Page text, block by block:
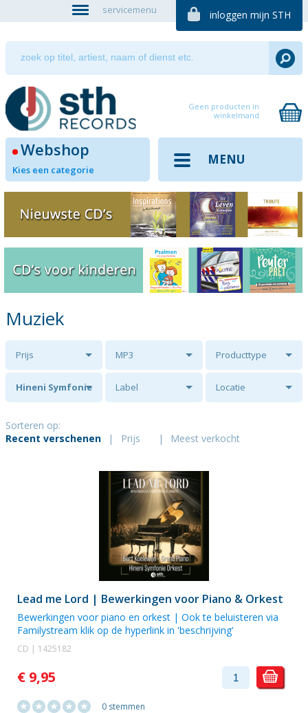
servicemenu inloggen mijn STH
Geen producten in
winkelmand
Webshop
Kies een categorie
MENU
Muziek
Prijs MP3 Producttype
Hineni Symfonie Label Locatie
Sorteren op:
Recent verschenen
| Prijs | Meest verkocht
Lead me Lord | Bewerkingen voor Piano & Orkest
Bewerkingen voor piano en orkest | Ook te beluisteren via
Familystream klik op de hyperlink in 'beschrijving'
CD | 1425182
€ 9,95
0 stemmen